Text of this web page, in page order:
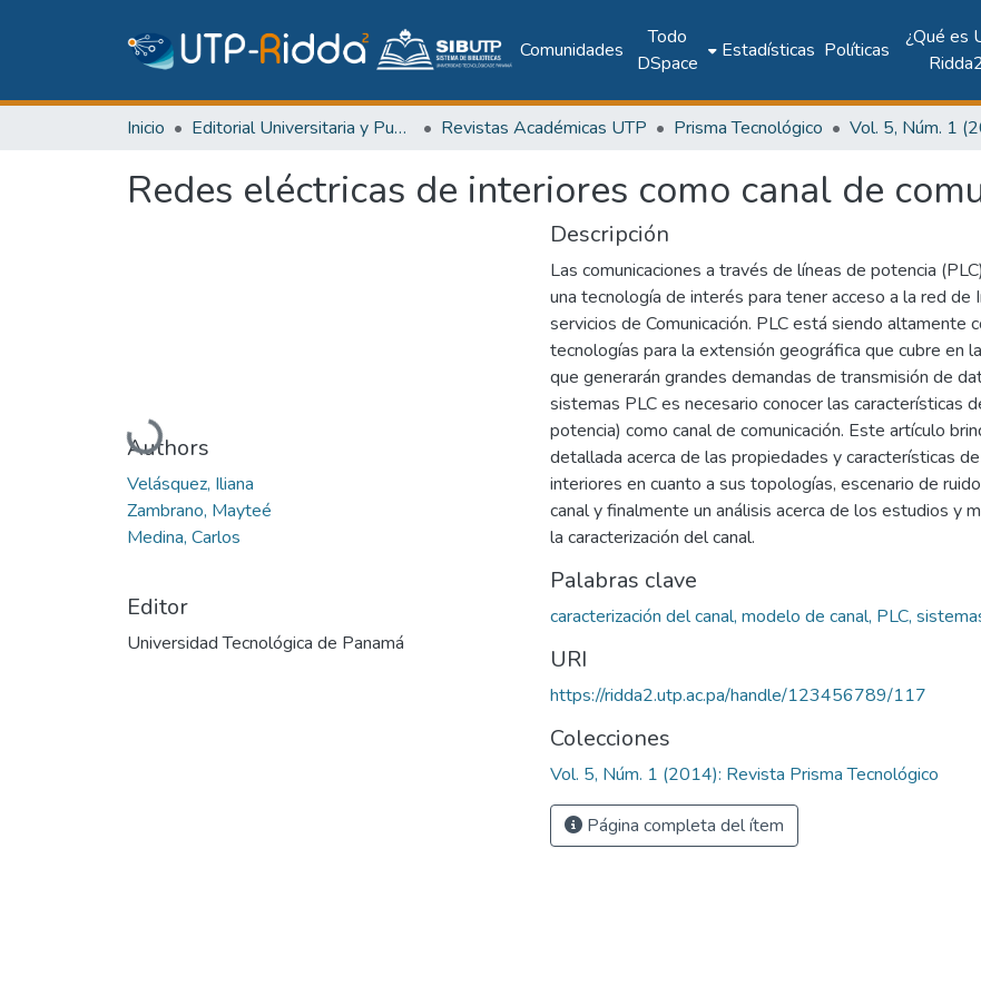
Comunidades
Todo
DSpace
Estadísticas Políticas
¿Qué es
Inicio Editorial Universitaria y Publicaciones Seriadas Revistas Académicas UTP Prisma Tecnológico
Redes eléctricas de interiores como canal de
Cargando...
Authors
Velásquez, Iliana
Zambrano, Mayteé
Medina, Carlos
Editor
Universidad Tecnológica de Panamá
Descripción
Las comunicaciones a través de líneas de potencia
una tecnología de interés para tener acceso a la red de
servicios de Comunicación. PLC está siendo altamente
tecnologías para la extensión geográfica que cubre en
que generarán grandes demandas de transmisión de
sistemas PLC es necesario conocer las características
potencia) como canal de comunicación. Este artículo
detallada acerca de las propiedades y características
interiores en cuanto a sus topologías, escenario de
canal y finalmente un análisis acerca de los estudios y
la caracterización del canal.
Palabras clave
caracterización del canal, modelo de canal, PLC,
URI
https://ridda2.utp.ac.pa/handle/123456789/117
Colecciones
Vol. 5, Núm. 1 (2014): Revista Prisma Tecnológico
Página completa del ítem